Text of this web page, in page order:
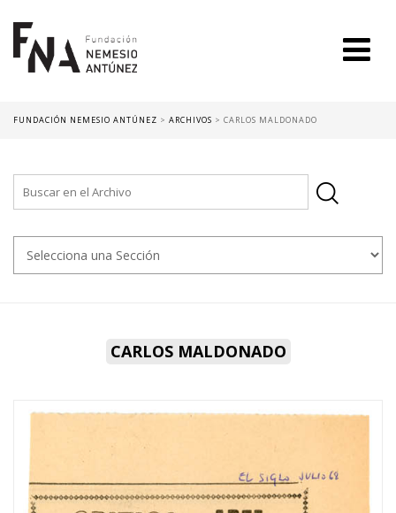
FUNDACIÓN NEMESIO ANTÚNEZ > ARCHIVOS > CARLOS MALDONADO
CARLOS MALDONADO